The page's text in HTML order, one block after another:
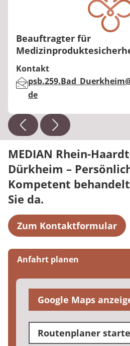
Beauftragter für
Kontakt
E-Mail:
de
MEDIAN Rhein-
Dürkheim –
Kompetent
Sie da.
Zum Kontaktformular
Anfahrt planen
Google Maps
Routenplaner